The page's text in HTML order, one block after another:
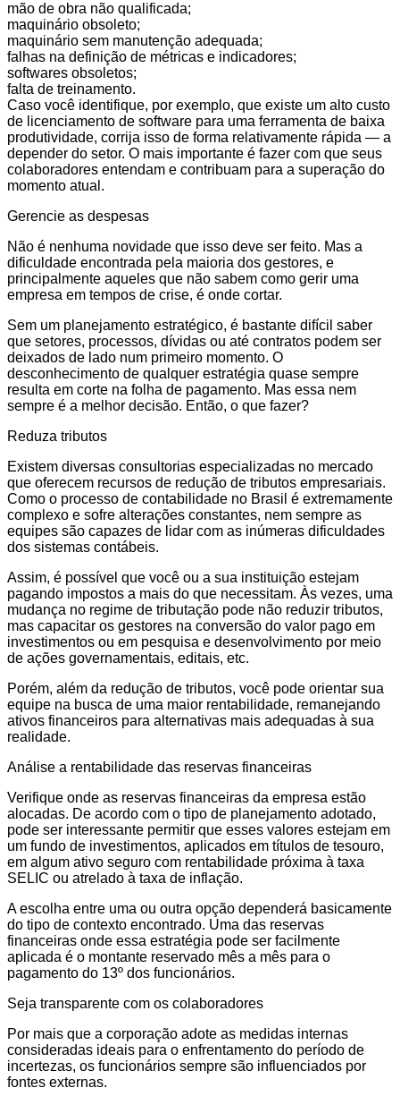
mão de obra não qualificada;
maquinário obsoleto;
maquinário sem manutenção adequada;
falhas na definição de métricas e indicadores;
softwares obsoletos;
falta de treinamento.
Caso você identifique, por exemplo, que existe um alto custo
de licenciamento de software para uma ferramenta de baixa
produtividade, corrija isso de forma relativamente rápida — a
depender do setor. O mais importante é fazer com que seus
colaboradores entendam e contribuam para a superação do
momento atual.
Gerencie as despesas
Não é nenhuma novidade que isso deve ser feito. Mas a
dificuldade encontrada pela maioria dos gestores, e
principalmente aqueles que não sabem como gerir uma
empresa em tempos de crise, é onde cortar.
Sem um planejamento estratégico, é bastante difícil saber
que setores, processos, dívidas ou até contratos podem ser
deixados de lado num primeiro momento. O
desconhecimento de qualquer estratégia quase sempre
resulta em corte na folha de pagamento. Mas essa nem
sempre é a melhor decisão. Então, o que fazer?
Reduza tributos
Existem diversas consultorias especializadas no mercado
que oferecem recursos de redução de tributos empresariais.
Como o processo de contabilidade no Brasil é extremamente
complexo e sofre alterações constantes, nem sempre as
equipes são capazes de lidar com as inúmeras dificuldades
dos sistemas contábeis.
Assim, é possível que você ou a sua instituição estejam
pagando impostos a mais do que necessitam. Às vezes, uma
mudança no regime de tributação pode não reduzir tributos,
mas capacitar os gestores na conversão do valor pago em
investimentos ou em pesquisa e desenvolvimento por meio
de ações governamentais, editais, etc.
Porém, além da redução de tributos, você pode orientar sua
equipe na busca de uma maior rentabilidade, remanejando
ativos financeiros para alternativas mais adequadas à sua
realidade.
Análise a rentabilidade das reservas financeiras
Verifique onde as reservas financeiras da empresa estão
alocadas. De acordo com o tipo de planejamento adotado,
pode ser interessante permitir que esses valores estejam em
um fundo de investimentos, aplicados em títulos de tesouro,
em algum ativo seguro com rentabilidade próxima à taxa
SELIC ou atrelado à taxa de inflação.
A escolha entre uma ou outra opção dependerá basicamente
do tipo de contexto encontrado. Uma das reservas
financeiras onde essa estratégia pode ser facilmente
aplicada é o montante reservado mês a mês para o
pagamento do 13º dos funcionários.
Seja transparente com os colaboradores
Por mais que a corporação adote as medidas internas
consideradas ideais para o enfrentamento do período de
incertezas, os funcionários sempre são influenciados por
fontes externas.